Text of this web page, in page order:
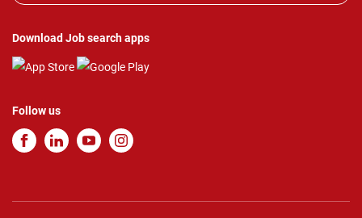
Download Job search apps
Follow us